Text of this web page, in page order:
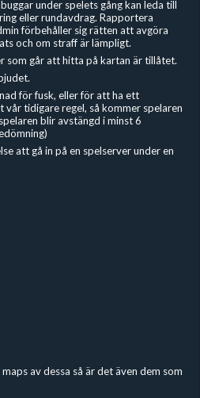
under spelets gång kan leda till
eller rundavdrag. Rapportera
förbehåller sig rätten att avgöra
och om straff är lämpligt.
som går att hitta på kartan är tillåtet.
för fusk, eller för att ha ett
tidigare regel, så kommer spelaren
blir avstängd i minst 6
att gå in på en spelserver under en
av dessa så är det även dem som